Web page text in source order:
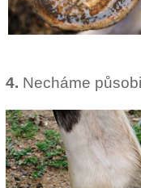
4. Necháme